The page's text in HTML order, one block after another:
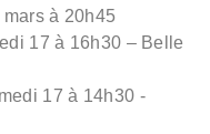
à 20h45
17 à 16h30 – Belle
17 à 14h30 -